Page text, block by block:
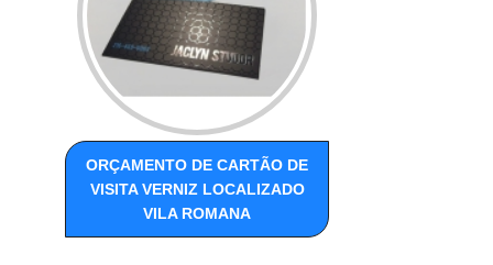
ORÇAMENTO DE CARTÃO DE
VISITA VERNIZ LOCALIZADO
VILA ROMANA